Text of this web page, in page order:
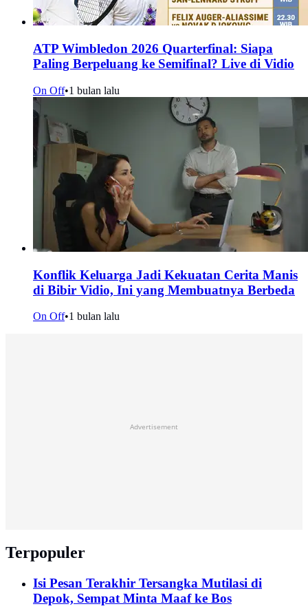
ATP Wimbledon 2026 Quarterfinal: Siapa
Paling Berpeluang ke Semifinal? Live di Vidio
On Off•1 bulan lalu
Konflik Keluarga Jadi Kekuatan Cerita Manis
di Bibir Vidio, Ini yang Membuatnya Berbeda
On Off•1 bulan lalu
Advertisement
Terpopuler
Isi Pesan Terakhir Tersangka Mutilasi di
Depok, Sempat Minta Maaf ke Bos